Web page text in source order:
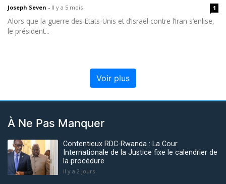
Joseph Seven - Il y a 5 mois 1
Alors que la guerre des Etats-Unis et d’Israël contre l’Iran s’enlise,
le président...
Voir plus
À Ne Pas Manquer
Contentieux RDC-Rwanda : La Cour
Internationale de la Justice fixe le calendrier de
la procédure
Il y a 2 jours